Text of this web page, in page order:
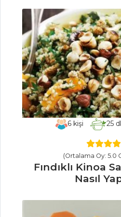
Marinara Soslu
Arancini Tarifi, Nasıl
Yapılır?
Mezeler ve Soslar
Tüm Tarifleri
ET YEMEKLERI
Hamsili Pazı
Sarması Tarifi, Nasıl
Yapılır?
Taze Otlu Kuzu
But Dolma Tarifi,
Domatesli Kebap
6kişi 25
(Ortalama Oy: 5.0
Fındıklı Kinoa
Nasıl